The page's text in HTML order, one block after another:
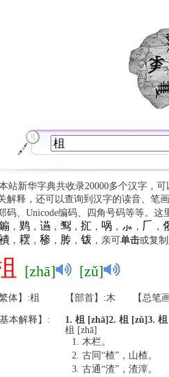
站新华字典共收录20000多个汉字，
解释，还可以查询到汉字的读音、笔
码、Unicode编码、四角号码等等。这
， 䴗， 䜩， 䴕， 㧟 ， 㖞 ， ⺗ ， 𠂆 ，
， 䎬 ， 䅟， 䏝， 䥽，亲可单击或复制
[zhā] [zǔ]
繁体】:柤 【部首】:木 【总笔
基本解释】: 1. 柤 [zhā] 2. 柤 [zǔ] 3.
柤 [zhā]
木栏。
古同“楂”，山楂。
古通“渣”，渣滓。